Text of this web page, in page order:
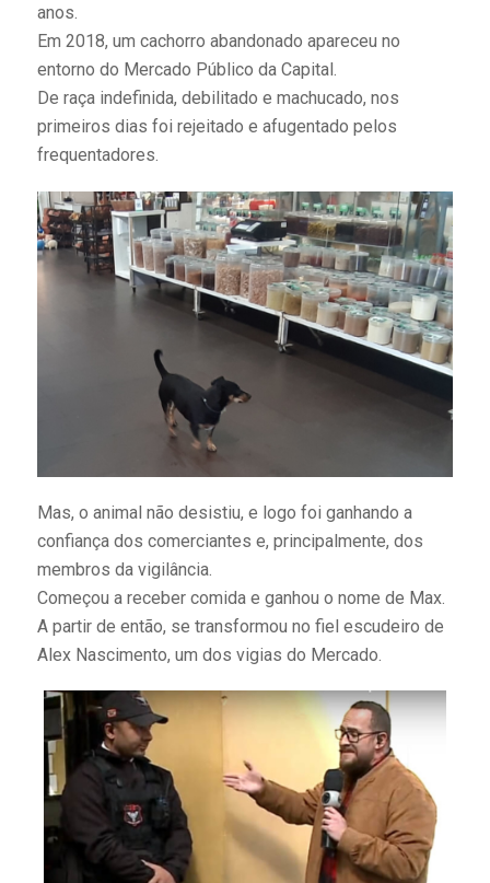
anos.
Em 2018, um cachorro abandonado apareceu no
entorno do Mercado Público da Capital.
De raça indefinida, debilitado e machucado, nos
primeiros dias foi rejeitado e afugentado pelos
frequentadores.
Mas, o animal não desistiu, e logo foi ganhando a
confiança dos comerciantes e, principalmente, dos
membros da vigilância.
Começou a receber comida e ganhou o nome de Max.
A partir de então, se transformou no fiel escudeiro de
Alex Nascimento, um dos vigias do Mercado.